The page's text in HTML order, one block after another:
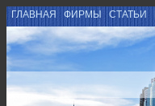
ГЛАВНАЯ ФИРМЫ СТАТЬИ